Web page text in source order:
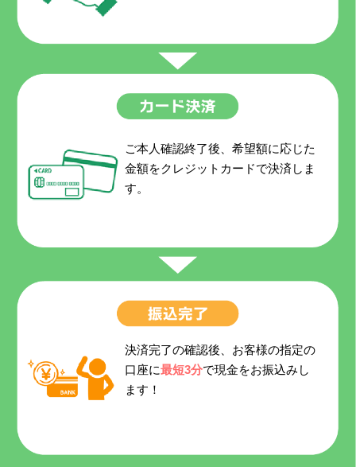
ご本人確認終了後、希望額に応じた
金額をクレジットカードで決済しま
す。
決済完了の確認後、お客様の指定の
口座に最短3分で現金をお振込みし
ます！